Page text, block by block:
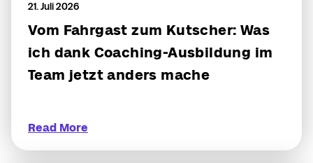
21. Juli 2026
Vom Fahrgast zum Kutscher: Was
ich dank Coaching-Ausbildung im
Team jetzt anders mache
Read More